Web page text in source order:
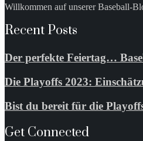
Willkommen auf unserer Baseball-
Recent Posts
Der perfekte Feiertag…
Die Playoffs 2023:
Bist du bereit für die
Get Connected